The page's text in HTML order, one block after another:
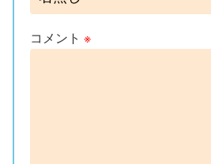
コメント ※